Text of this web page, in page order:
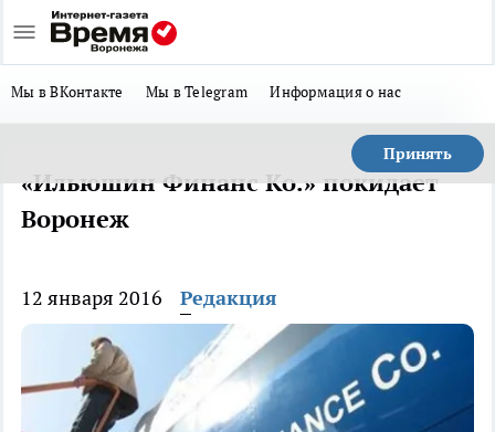
Мы в ВКонтакте Мы в Telegram Информация о нас
Принять
«Ильюшин Финанс Ко.» покидает
Воронеж
12 января 2016 Редакция